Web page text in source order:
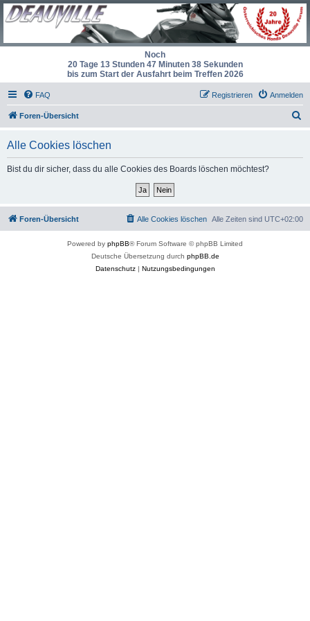
Noch
20 Tage 13 Stunden 47 Minuten 38 Sekunden
bis zum Start der Ausfahrt beim Treffen 2026
FAQ Anmelden
Registrieren
Foren-Übersicht
Alle Cookies löschen
Bist du dir sicher, dass du alle Cookies des Boards löschen möchtest?
Foren-Übersicht Alle Zeiten sind UTC+02:00
Alle Cookies löschen
Powered by phpBB® Forum Software © phpBB Limited
Deutsche Übersetzung durch phpBB.de
Datenschutz| Nutzungsbedingungen